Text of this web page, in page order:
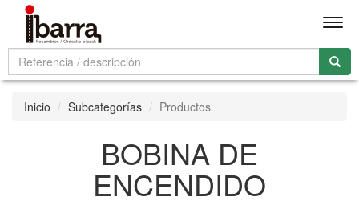
Inicio Subcategorías Productos
BOBINA DE
ENCENDIDO